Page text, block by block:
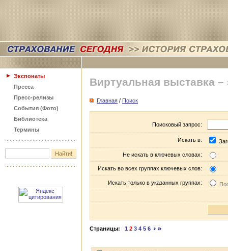
Экспонаты
Пресса
Пресс-релизы
События (Фото)
Библиотека
Термины
Виртуальная выставка –
Главная / Поиск
Поисковый запрос:
Искать в:
Не искать в ключевых словах:
Искать во всех группах ключевых слов:
Искать только в указанных группах:
Страницы: 1 2 3 4 5 6